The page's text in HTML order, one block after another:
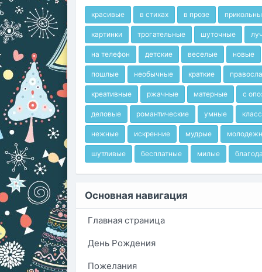
красивые в стихах в прозе
картинки трогательные шуточные
на телефон детские веселые новые
пошлые необычные краткие
креативные ржачные матерные с
деловые романтические умные
нежные искренние мудрые
шутливые бесплатные милые
Основная навигация
Главная страница
День Рождения
Пожелания